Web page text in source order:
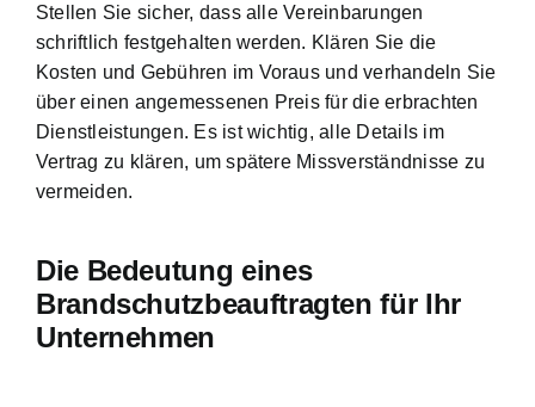
Stellen Sie sicher, dass alle Vereinbarungen
schriftlich festgehalten werden. Klären Sie die
Kosten und Gebühren im Voraus und verhandeln Sie
über einen angemessenen Preis für die erbrachten
Dienstleistungen. Es ist wichtig, alle Details im
Vertrag zu klären, um spätere Missverständnisse zu
vermeiden.
Die Bedeutung eines
Brandschutzbeauftragten für Ihr
Unternehmen